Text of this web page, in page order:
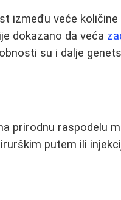
između veće
dokazano da veća
su i dalje
prirodnu raspodelu
putem ili